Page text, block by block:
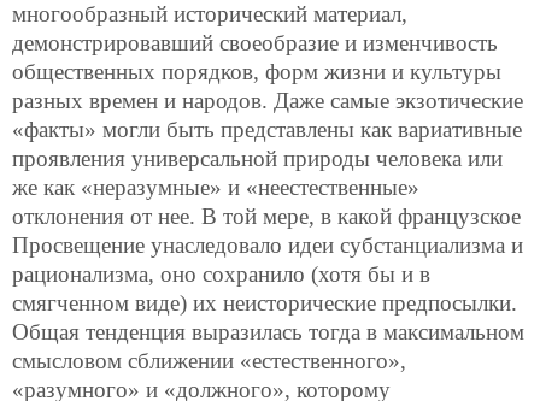
многообразный исторический материал,
демонстрировавший своеобразие и изменчивость
общественных порядков, форм жизни и культуры
разных времен и народов. Даже самые экзотические
«факты» могли быть представлены как вариативные
проявления универсальной природы человека или
же как «неразумные» и «неестественные»
отклонения от нее. В той мере, в какой французское
Просвещение унаследовало идеи субстанциализма и
рационализма, оно сохранило (хотя бы и в
смягченном виде) их неисторические предпосылки.
Общая тенденция выразилась тогда в максимальном
смысловом сближении «естественного»,
«разумного» и «должного», которому